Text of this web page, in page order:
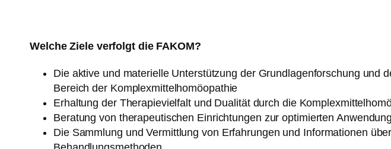
Welche Ziele verfolgt die FAKOM?
Die aktive und materielle Unterstützung der Grundlagenforschung und
Bereich der Komplexmittelhomöopathie
Erhaltung der Therapievielfalt und Dualität durch die
Beratung von therapeutischen Einrichtungen zur optimierten Anwendung
Die Sammlung und Vermittlung von Erfahrungen und Informationen